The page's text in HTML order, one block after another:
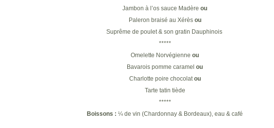
Jambon à l’os sauce Madère ou
Paleron braisé au Xérès ou
Suprême de poulet & son gratin Dauphinois
*****
Omelette Norvégienne ou
Bavarois pomme caramel ou
Charlotte poire chocolatou
Tarte tatin tiède
*****
Boissons : ¼ de vin (Chardonnay & Bordeaux), eau & café